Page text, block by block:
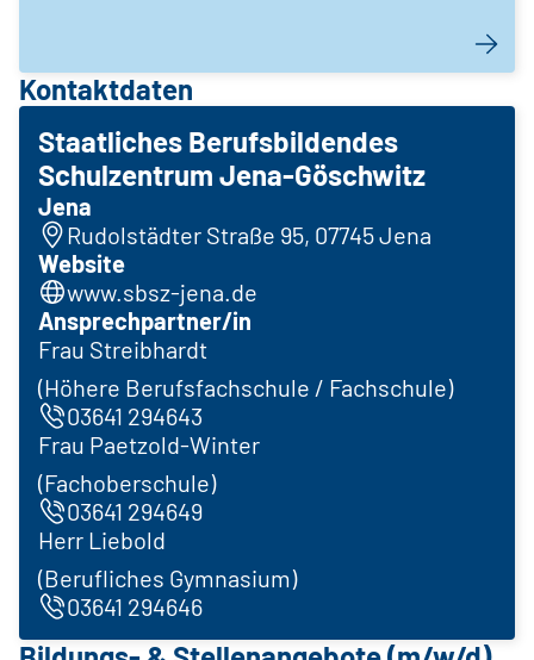
Kontaktdaten
Staatliches Berufsbildendes
Schulzentrum Jena-Göschwitz
Jena
Rudolstädter Straße 95, 07745 Jena
Website
www.sbsz-jena.de
Ansprechpartner/in
Frau Streibhardt
(Höhere Berufsfachschule / Fachschule)
03641 294643
Frau Paetzold-Winter
(Fachoberschule)
03641 294649
Herr Liebold
(Berufliches Gymnasium)
03641 294646